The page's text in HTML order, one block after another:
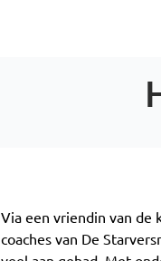
Via een vriendin van de
coaches van De